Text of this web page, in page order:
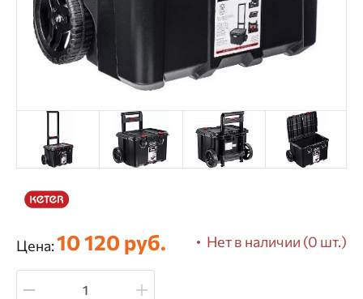
Нет в наличии (0 шт.)
Цена:10 120 руб.